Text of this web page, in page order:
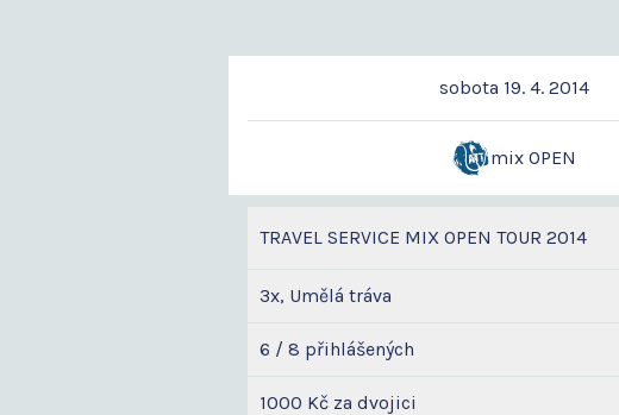
sobota 19. 4. 2014
mix OPEN
TRAVEL SERVICE MIX OPEN TOUR 2014
3x, Umělá tráva
6 / 8 přihlášených
1000 Kč za dvojici